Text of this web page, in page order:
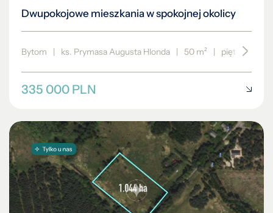
Dwupokojowe mieszkania w spokojnej okolicy
Bytom | ks. Prymasa Augusta Hlonda | 50 m² | piętro 2/4
335 000 PLN